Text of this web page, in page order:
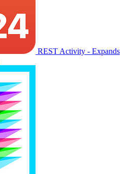
REST Activity - Expands